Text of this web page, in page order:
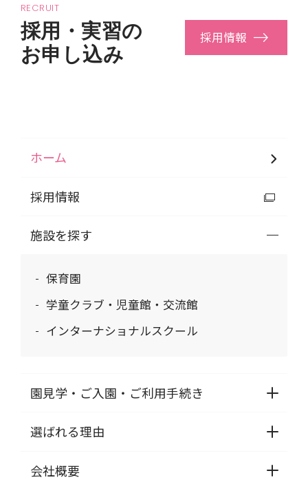
RECRUIT
採用・実習の
お申し込み
採用情報
ホーム
採用情報
施設を探す
保育園
学童クラブ・児童館・交流館
インターナショナルスクール
園見学・ご入園・ご利用手続き
選ばれる理由
会社概要